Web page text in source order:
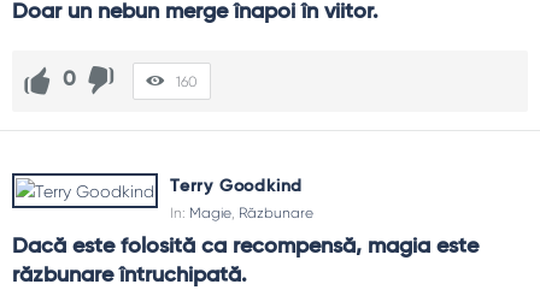
Doar un nebun merge înapoi în viitor.
0 160
Terry Goodkind
In: Magie, Răzbunare
Dacă este folosită ca recompensă, magia este
răzbunare întruchipată.